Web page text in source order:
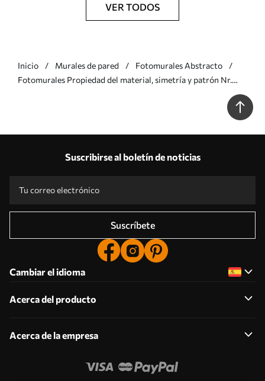
VER TODOS
Inicio Murales de pared
Fotomurales Abstracto
Fotomurales Propiedad del material, simetría y patrón Nr.
Suscribirse al boletín de noticias
Suscríbete
Cambiar el idioma
Acerca del producto
Acerca de la empresa